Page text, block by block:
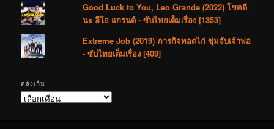
Good Luck to You, Leo Grande (2022) โชคดี
นะ ลีโอ แกรนด์ - ซับไทยเต็มเรื่อง [1353]
Extreme Job (2019) ภารกิจทอดไก่ ซุ่มจับเจ้าพ่อ
- ซับไทยเต็มเรื่อง [409]
คลังเก็บ
คลัง